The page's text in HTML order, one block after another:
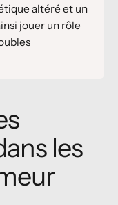
altéré et un
jouer un rôle
les